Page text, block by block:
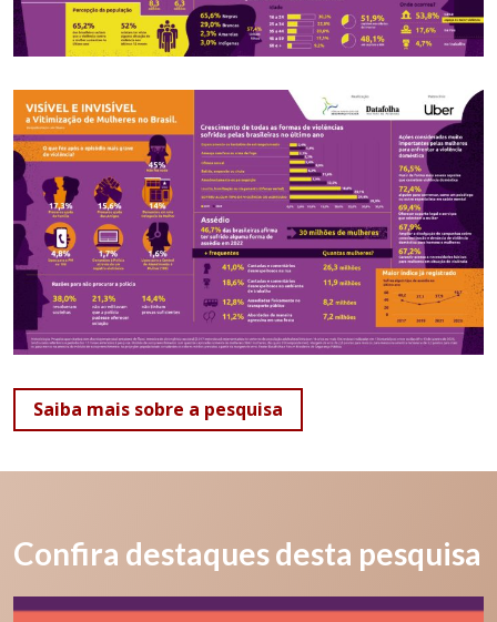
Saiba mais sobre a pesquisa
Confira destaques desta pesquisa